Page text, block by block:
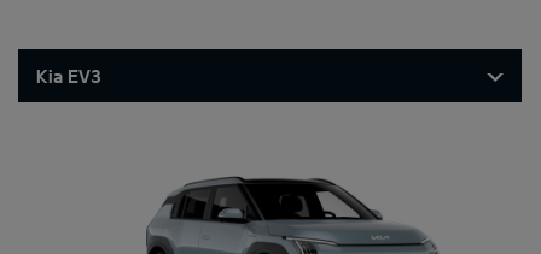
Kia EV3